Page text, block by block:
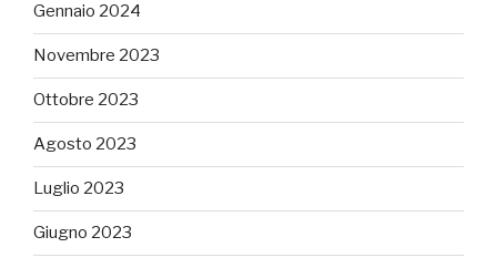
Gennaio 2024
Novembre 2023
Ottobre 2023
Agosto 2023
Luglio 2023
Giugno 2023